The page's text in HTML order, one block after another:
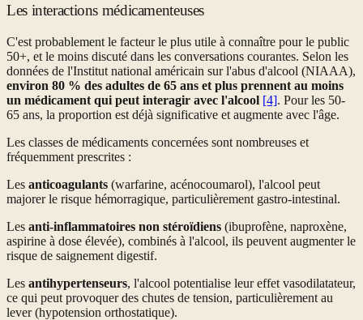
Les interactions médicamenteuses
C'est probablement le facteur le plus utile à connaître pour le public
50+, et le moins discuté dans les conversations courantes. Selon les
données de l'Institut national américain sur l'abus d'alcool (NIAAA),
environ 80 % des adultes de 65 ans et plus prennent au moins
un médicament qui peut interagir avec l'alcool [4]. Pour les 50-
65 ans, la proportion est déjà significative et augmente avec l'âge.
Les classes de médicaments concernées sont nombreuses et
fréquemment prescrites :
Les anticoagulants (warfarine, acénocoumarol), l'alcool peut
majorer le risque hémorragique, particulièrement gastro-intestinal.
Les anti-inflammatoires non stéroïdiens (ibuprofène, naproxène,
aspirine à dose élevée), combinés à l'alcool, ils peuvent augmenter le
risque de saignement digestif.
Les antihypertenseurs, l'alcool potentialise leur effet vasodilatateur,
ce qui peut provoquer des chutes de tension, particulièrement au
lever (hypotension orthostatique).